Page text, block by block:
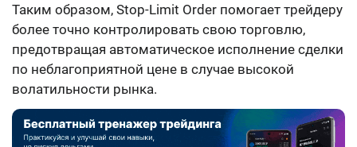
Таким образом, Stop-Limit Order помогает трейдеру
более точно контролировать свою торговлю,
предотвращая автоматическое исполнение сделки
по неблагоприятной цене в случае высокой
волатильности рынка.